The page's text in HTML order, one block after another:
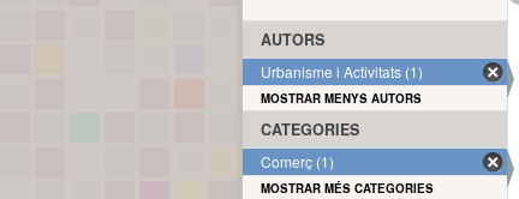
AUTORS
Urbanisme i Activitats (1)
MOSTRAR MENYS AUTORS
CATEGORIES
Comerç (1)
MOSTRAR MÉS CATEGORIES